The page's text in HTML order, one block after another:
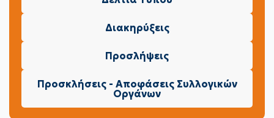
Διακηρύξεις
Προσλήψεις
Προσκλήσεις - Αποφάσεις Συλλογικών
Οργάνων